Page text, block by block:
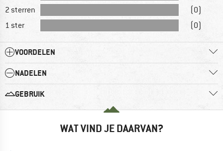
2 sterren
(0)
1 ster
(0)
VOORDELEN
NADELEN
GEBRUIK
WAT VIND JE DAARVAN?